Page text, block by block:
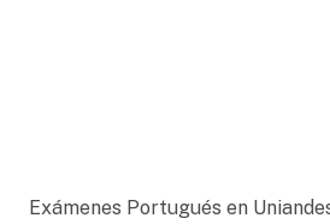
Exámenes Portugués en